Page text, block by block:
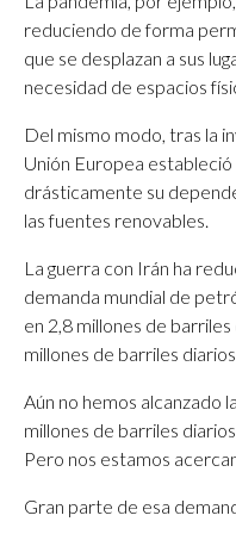
reduciendo de forma
que se desplazan a sus
necesidad de espacios
Del mismo modo, tras la
Unión Europea
drásticamente su
las fuentes renovables.
La guerra con Irán ha
demanda mundial de
en 2,8 millones de
millones de barriles
Aún no hemos alcanzado
millones de barriles
Pero nos estamos
Gran parte de esa